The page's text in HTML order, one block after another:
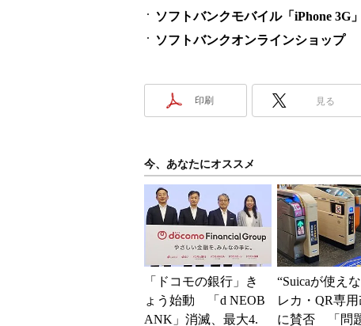
ソフトバンクモバイル「iPhone 3G
ソフトバンクオンラインショップ
印刷 見る
今、あなたにオススメ
「ドコモの銀行」き
ょう始動 「d NEOB
ANK」消滅、最大4.
“Suicaが使え
レカ・QR専
に賛否 「問